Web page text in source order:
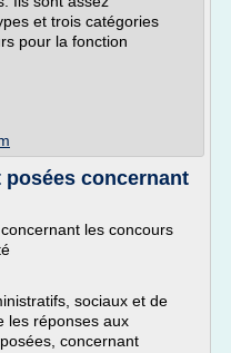
et trois catégories
pour la fonction
concernant
les concours
sociaux et de
les réponses aux
concernant